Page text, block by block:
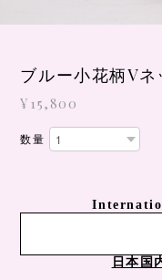
ブルー小花柄Vネ
¥15,800
数量
日本国